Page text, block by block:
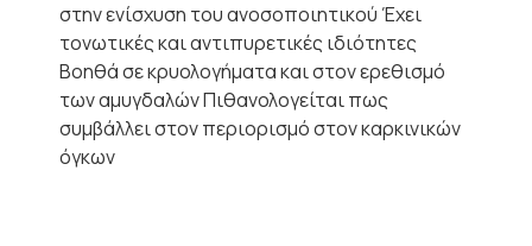
στην ενίσχυση του ανοσοποιητικού Έχει
τονωτικές και αντιπυρετικές ιδιότητες
Βοηθά σε κρυολογήματα και στον ερεθισμό
των αμυγδαλών Πιθανολογείται πως
συμβάλλει στον περιορισμό στον καρκινικών
όγκων